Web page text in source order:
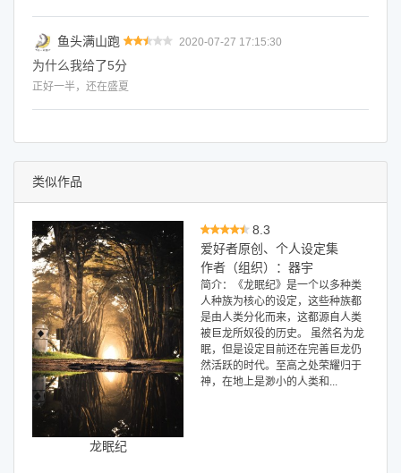
鱼头满山跑 2020-07-27 17:15:30
为什么我给了5分
正好一半，还在盛夏
类似作品
龙眠纪
8.3
爱好者原创、个人设定集
作者（组织）：器宇
简介：《龙眠纪》是一个以多种类
人种族为核心的设定，这些种族都
是由人类分化而来，这都源自人类
被巨龙所奴役的历史。 虽然名为龙
眠，但是设定目前还在完善巨龙仍
然活跃的时代。至高之处荣耀归于
神，在地上是渺小的人类和...